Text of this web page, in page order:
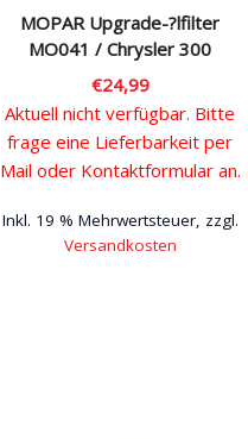
MOPAR Upgrade-?lfilter
MO041 / Chrysler 300
€24,99
Aktuell nicht verfügbar. Bitte
frage eine Lieferbarkeit per
Mail oder Kontaktformular an.
Inkl. 19 % Mehrwertsteuer, zzgl.
Versandkosten